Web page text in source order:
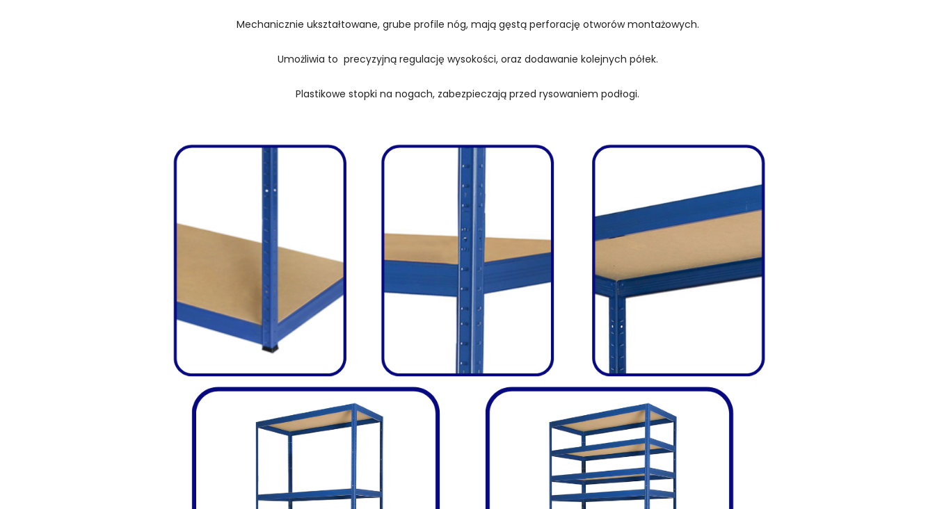
Mechanicznie ukształtowane, grube profile nóg, mają gęstą perforację otworów montażowych.
Umożliwia to precyzyjną regulację wysokości, oraz dodawanie kolejnych półek.
Plastikowe stopki na nogach, zabezpieczają przed rysowaniem podłogi.